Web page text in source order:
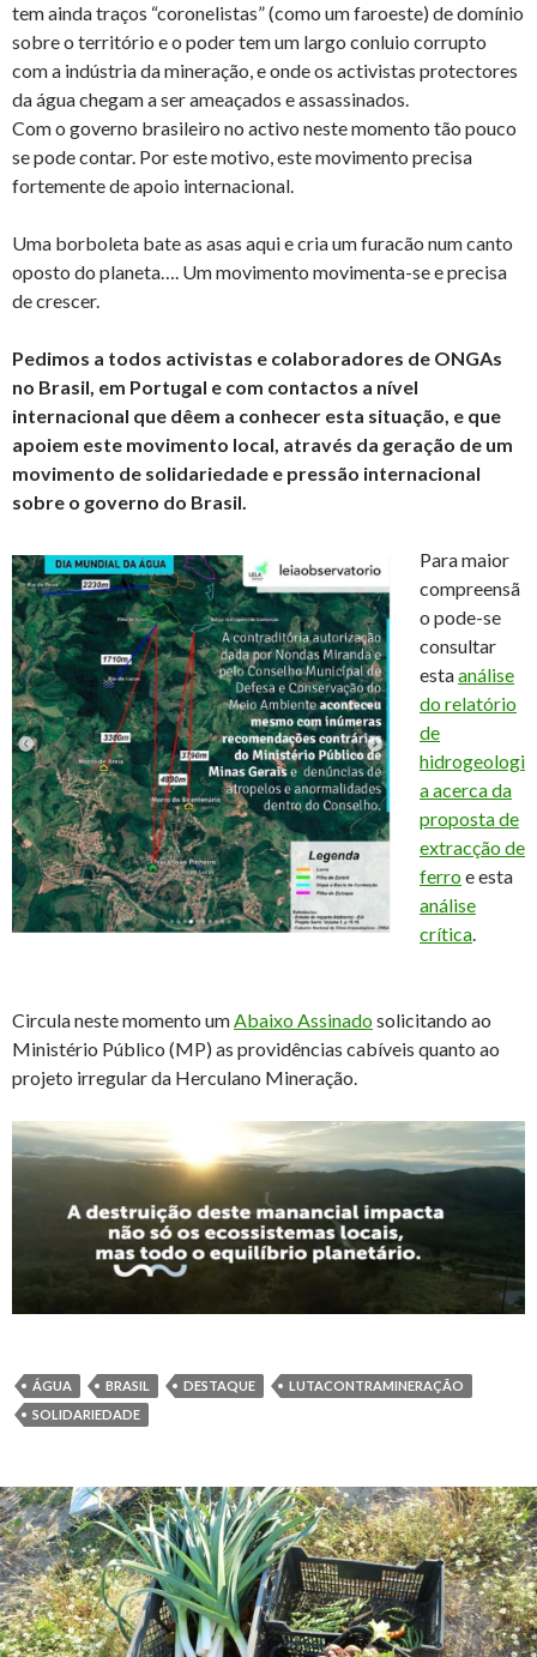
tem ainda traços “coronelistas” (como um faroeste) de domínio
sobre o território e o poder tem um largo conluio corrupto
com a indústria da mineração, e onde os activistas protectores
da água chegam a ser ameaçados e assassinados.
Com o governo brasileiro no activo neste momento tão pouco
se pode contar. Por este motivo, este movimento precisa
fortemente de apoio internacional.
Uma borboleta bate as asas aqui e cria um furacão num canto
oposto do planeta…. Um movimento movimenta-se e precisa
de crescer.
Pedimos a todos activistas e colaboradores de ONGAs
no Brasil, em Portugal e com contactos a nível
internacional que dêem a conhecer esta situação, e que
apoiem este movimento local, através da geração de um
movimento de solidariedade e pressão internacional
sobre o governo do Brasil.
Para maior
compreensã
o pode-se
consultar
estaanálise
do relatório
de
hidrogeologi
a acerca da
proposta de
extracção de
ferroe esta
análise
crítica.
Circula neste momento umAbaixo Assinadosolicitando ao
Ministério Público (MP) as providências cabíveis quanto ao
projeto irregular da Herculano Mineração.
ÁGUA BRASIL DESTAQUE
LUTACONTRAMINERAÇÃO
SOLIDARIEDADE